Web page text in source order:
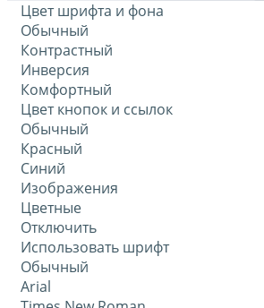
Цвет шрифта и фона
Обычный
Контрастный
Инверсия
Комфортный
Цвет кнопок и ссылок
Обычный
Красный
Синий
Изображения
Цветные
Отключить
Использовать шрифт
Обычный
Arial